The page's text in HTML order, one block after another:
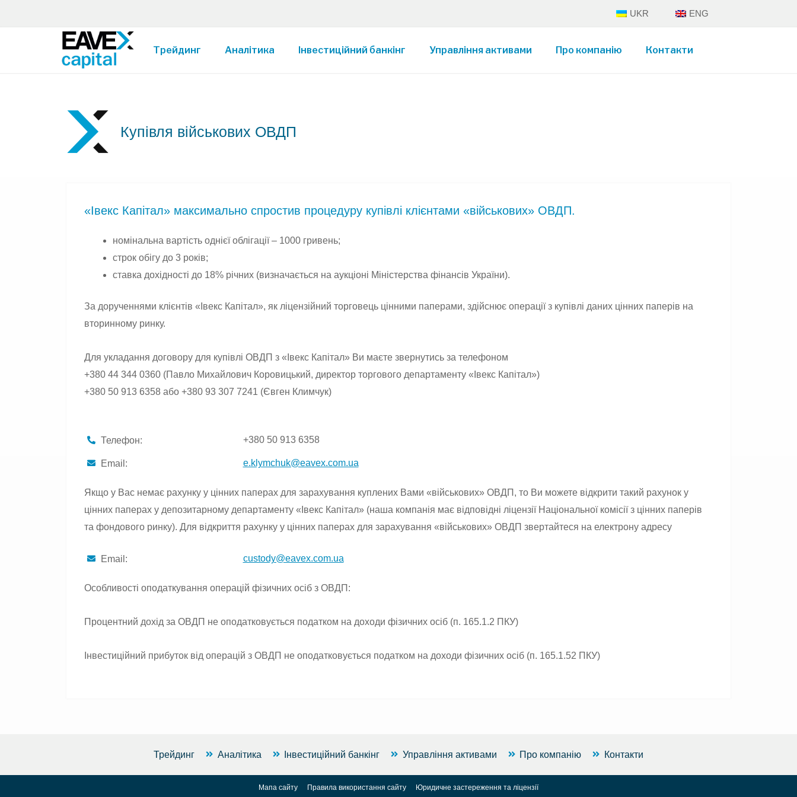
UKR ENG
Трейдинг Аналітика Інвестиційний банкінг Управління активами Про компанію Контакти
Купівля військових ОВДП
«Івекс Капітал» максимально спростив процедуру купівлі клієнтами «військових» ОВДП.
номінальна вартість однієї облігації – 1000 гривень;
строк обігу до 3 років;
ставка дохідності до 18% річних (визначається на аукціоні Міністерства фінансів України).
За дорученнями клієнтів «Івекс Капітал», як ліцензійний торговець цінними паперами, здійснює операції з купівлі даних цінних паперів на
вторинному ринку.
Для укладання договору для купівлі ОВДП з «Івекс Капітал» Ви маєте звернутись за телефоном
+380 44 344 0360 (Павло Михайлович Коровицький, директор торгового департаменту «Івекс Капітал»)
+380 50 913 6358 або +380 93 307 7241 (Євген Климчук)
Телефон: +380 50 913 6358
Email: e.klymchuk@eavex.com.ua
Якщо у Вас немає рахунку у цінних паперах для зарахування куплених Вами «військових» ОВДП, то Ви можете відкрити такий рахунок у
цінних паперах у депозитарному департаменту «Івекс Капітал» (наша компанія має відповідні ліцензії Національної комісії з цінних паперів
та фондового ринку). Для відкриття рахунку у цінних паперах для зарахування «військових» ОВДП звертайтеся на електрону адресу
Email: custody@eavex.com.ua
Особливості оподаткування операцій фізичних осіб з ОВДП:
Процентний дохід за ОВДП не оподатковується податком на доходи фізичних осіб (п. 165.1.2 ПКУ)
Інвестиційний прибуток від операцій з ОВДП не оподатковується податком на доходи фізичних осіб (п. 165.1.52 ПКУ)
Трейдинг Аналітика Інвестиційний банкінг Управління активами Про компанію Контакти
Мапа сайту Правила використання сайту Юридичне застереження та ліцензії